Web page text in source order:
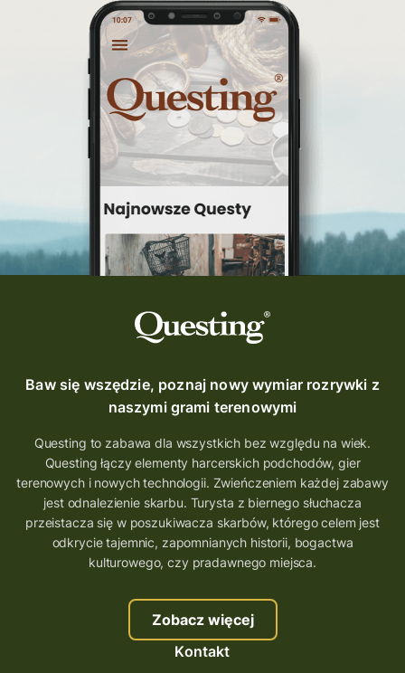
Baw się wszędzie, poznaj nowy wymiar rozrywki z
naszymi grami terenowymi
Questing to zabawa dla wszystkich bez względu na wiek.
Questing łączy elementy harcerskich podchodów, gier
terenowych i nowych technologii. Zwieńczeniem każdej zabawy
jest odnalezienie skarbu. Turysta z biernego słuchacza
przeistacza się w poszukiwacza skarbów, którego celem jest
odkrycie tajemnic, zapomnianych historii, bogactwa
kulturowego, czy pradawnego miejsca.
Zobacz więcej
Kontakt